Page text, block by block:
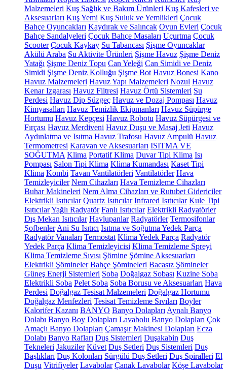
Malzemeleri Kuş Sağlık ve Bakım Ürünleri Kuş Kafesleri ve
Aksesuarları Kuş Yemi Kuş Suluk ve Yemlikleri Çocuk
Bahçe Oyuncakları Kaydırak ve Salıncak Oyun Evleri Çocuk
Bahçe Sandalyeleri Çocuk Bahçe Masaları Uçurtma Çocuk
Scooter Çocuk Kaykay Su Tabancası Şişme Oyuncaklar
Akülü Araba Su Aktivite Ürünleri Şişme Havuz Şişme Deniz
Yatağı Şişme Deniz Topu Can Yeleği Can Simidi ve Deniz
Simidi Şişme Deniz Kolluğu Şişme Bot Havuz Bonesi Kano
Havuz Malzemeleri Havuz Yapı Malzemeleri Nozul Havuz
Kenar Izgarası Havuz Filtresi Havuz Örtü Sistemleri Su
Perdesi Havuz Dip Süzgeç Havuz ve Dozaj Pompası Havuz
Kimyasalları Havuz Temizlik Ekipmanları Havuz Süpürge
Hortumu Havuz Kepçesi Havuz Robotu Havuz Süpürgesi ve
Fırçası Havuz Merdiveni Havuz Duşu ve Masaj Jeti Havuz
Aydınlatma ve Isıtma Havuz Trafosu Havuz Ampulü Havuz
Termometresi Karavan ve Aksesuarları ISITMA VE
SOĞUTMA Klima Portatif Klima Duvar Tipi Klima Isı
Pompası Salon Tipi Klima Klima Kumandası Kaset Tipi
Klima Kombi Tavan Vantilatörleri Vantilatörler Hava
Temizleyiciler Nem Cihazları Hava Temizleme Cihazları
Buhar Makineleri Nem Alma Cihazları ve Rutubet Gidericiler
Elektrikli Isıtıcılar Quartz Isıtıcılar Infrared Isıtıcılar Kule Tipi
IsıtıcılarYağlı Radyatör Fanlı Isıtıcılar Elektrikli Radyatörler
Dış Mekan Isıtıcılar Havlupanlar Radyatörler Termosifonlar
Şofbenler Ani Su Isıtıcı Isıtma ve Soğutma Yedek Parça
Radyatör Vanaları Termostat Klima Yedek Parça Radyatör
Yedek Parça Klima Temizleyicisi Klima Temizleme Spreyi
Klima Temizleme Sıvısı Şömine Şömine Aksesuarları
Elektrikli Şömineler Bahçe Şömineleri Bacasız Şömineler
Güneş Enerji Sistemleri Soba Doğalgaz Sobası Kuzine Soba
Elektrikli Soba Pelet Soba Soba Borusu ve Aksesuarları Hava
Perdesi Doğalgaz Tesisat Malzemeleri Doğalgaz Hortumu
Doğalgaz Menfezleri Tesisat Temizleme Sıvıları Boyler
Kalorifer Kazanı BANYO Banyo Dolapları Aynalı Banyo
Dolabı Banyo Boy Dolapları Lavabolu Banyo Dolapları Çok
Amaçlı Banyo Dolapları Çamaşır Makinesi Dolapları Ecza
Dolabı Banyo Rafları Duş Sistemleri Duşakabin Duş
Tekneleri Jakuziler Küvet Duş Setleri Duş Sistemleri Duş
Başlıkları Duş Kolonları Sürgülü Duş Setleri Duş Spiralleri El
Duşu Vitrifiyeler Lavabolar Çanak Lavabolar Köşe Lavabolar